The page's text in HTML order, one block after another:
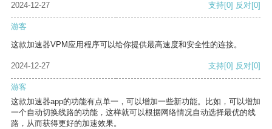
2024-12-27 支持[0] 反对[0]
游客
这款加速器VPM应用程序可以给你提供最高速度和安全性的连接。
2024-12-27 支持[0] 反对[0]
游客
这款加速器app的功能有点单一，可以增加一些新功能。比如，可以增加
一个自动切换线路的功能，这样就可以根据网络情况自动选择最优的线
路，从而获得更好的加速效果。